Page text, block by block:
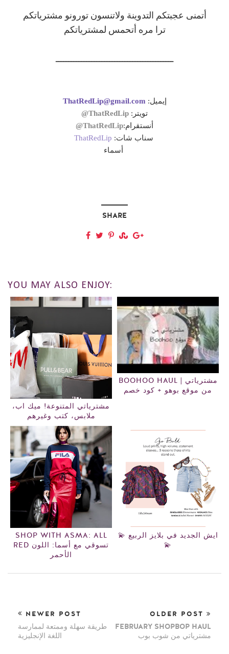
أتمنى عجبتكم التدوينة ولاتنسون تورونو مشترياتكم
ترا مره أتحمس لمشترياتكم
ــــــــــــــــــــــــــــــــــــــــــــــ
إيميل: ThatRedLip@gmail.com
تويتر: ThatRedLip@
أنستقرام:ThatRedLip@
سناب شات: ThatRedLip
أسماء
SHARE
YOU MAY ALSO ENJOY:
مشترياتي المتنوعة! ميك اب،
ملابس، كتب وغيرهم
BOOHOO HAUL | مشترياتي
من موقع بوهو + كود خصم
SHOP WITH ASMA: ALL
RED تسوقي مع أسما: اللون
الأحمر
💫 ايش الجديد في بلايز الربيع
💫
NEWER POST
طريقة سهلة وممتعة لممارسة
اللغة الإنجليزية
OLDER POST
FEBRUARY SHOPBOP HAUL
مشترياتي من شوب بوب